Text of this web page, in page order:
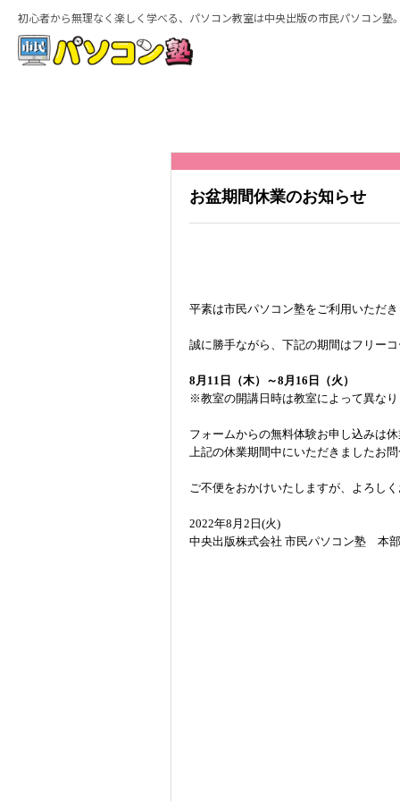
初心者から無理なく楽しく学べる、パソコン教室は中央出版の市民パソコン塾。
ホーム
特徴
講座紹介
お盆期間休業のお知らせ
平素は市民パソコン塾をご利用いただ
誠に勝手ながら、下記の期間はフリー
8月11日（木）～8月16日（火）
※教室の開講日時は教室によって異な
フォームからの無料体験お申し込みは
上記の休業期間中にいただきましたお
ご不便をおかけいたしますが、よろしく
2022年8月2日(火)
中央出版株式会社 市民パソコン塾 本部